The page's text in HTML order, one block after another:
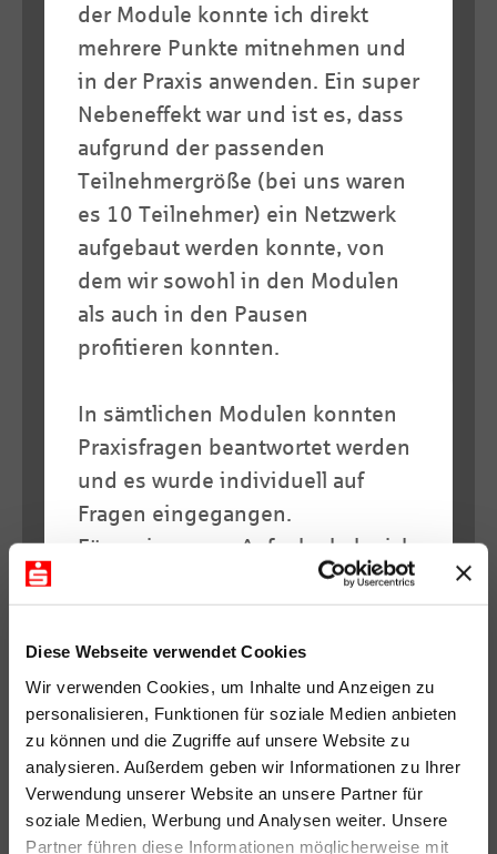
Diese Webseite verwendet Cookies
Wir verwenden Cookies, um Inhalte und Anzeigen zu
personalisieren, Funktionen für soziale Medien anbieten
zu können und die Zugriffe auf unsere Website zu
analysieren. Außerdem geben wir Informationen zu Ihrer
Verwendung unserer Website an unsere Partner für
soziale Medien, Werbung und Analysen weiter. Unsere
Partner führen diese Informationen möglicherweise mit
der Module konnte ich direkt
mehrere Punkte mitnehmen und
in der Praxis anwenden. Ein super
Nebeneffekt war und ist es, dass
aufgrund der passenden
Teilnehmergröße (bei uns waren
es 10 Teilnehmer) ein Netzwerk
aufgebaut werden konnte, von
dem wir sowohl in den Modulen
als auch in den Pausen
profitieren konnten.
In sämtlichen Modulen konnten
Praxisfragen beantwortet werden
und es wurde individuell auf
Fragen eingegangen.
Für meine neue Aufgabe habe ich
viel gelernt, einige Werkzeuge
mit an die Hand bekommen und
kann mit meinem neuen
Netzwerk aufbauend meine
Aufgabe als Centerleiter
Firmenkunden positiv angehen.“
Alexander König,Kreissparkasse Steinfurt